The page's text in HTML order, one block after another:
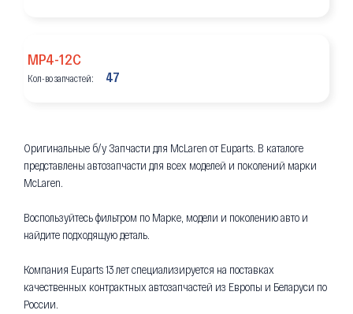
MP4-12C
Кол-во запчастей: 47
Оригинальные б/у Запчасти для McLaren от Euparts. В каталоге
представлены автозапчасти для всех моделей и поколений марки
McLaren.
Воспользуйтесь фильтром по Марке, модели и поколению авто и
найдите подходящую деталь.
Компания Euparts 13 лет специализируется на поставках
качественных контрактных автозапчастей из Европы и Беларуси по
России.